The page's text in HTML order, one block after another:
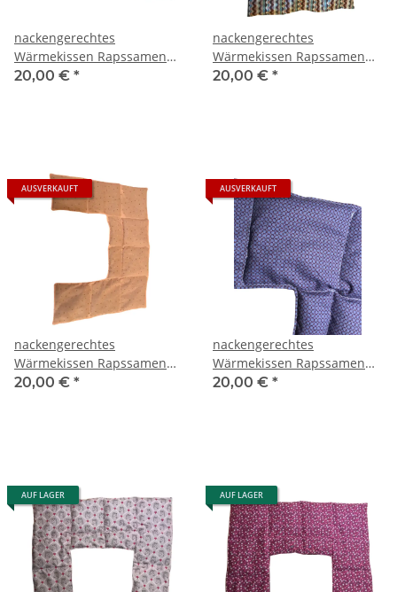
nackengerechtes
Wärmekissen Rapssamen
RNXXL70 "blaue Blumen"
20,00 € *
nackengerechtes
Wärmekissen Rapssamen
RNXXL76 "bunte Dreiecke""
20,00 € *
AUSVERKAUFT
nackengerechtes
Wärmekissen Rapssamen
RNXXL77 "graue Punke"
20,00 € *
AUSVERKAUFT
nackengerechtes
Wärmekissen Rapssamen
RNXXL78 "lila Kreuze"
20,00 € *
AUF LAGER AUF LAGER